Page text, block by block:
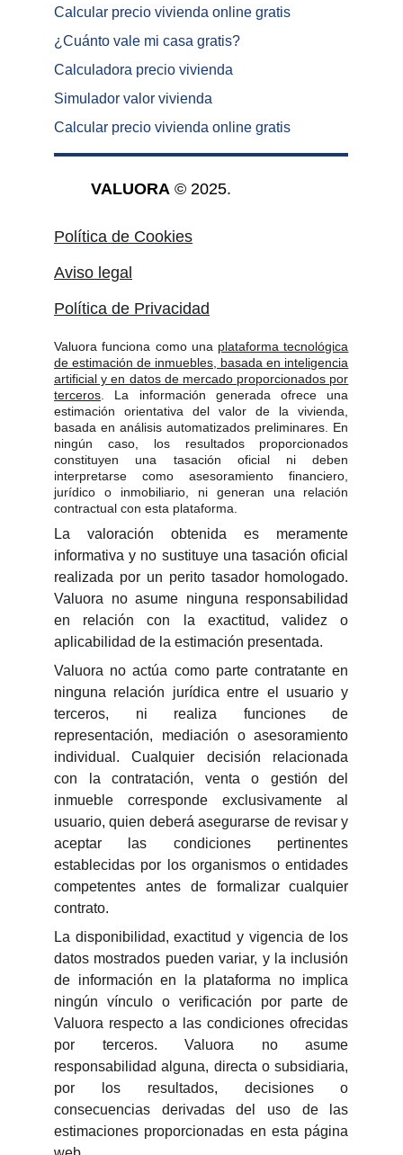
Valuora funciona como una plataforma tecnológica
de estimación de inmuebles, basada en inteligencia
artificial y en datos de mercado proporcionados por
terceros . La información generada ofrece una
estimación orientativa del valor de la vivienda,
basada en análisis automatizados preliminares. En
ningún caso, los resultados proporcionados
constituyen una tasación oficial ni deben
interpretarse como asesoramiento financiero,
jurídico o inmobiliario, ni generan una relación
contractual con esta plataforma.
La valoración obtenida es meramente
informativa y no sustituye una tasación oficial
realizada por un perito tasador homologado.
Valuora no asume ninguna responsabilidad
en relación con la exactitud, validez o
aplicabilidad de la estimación presentada.
Valuora no actúa como parte contratante en
ninguna relación jurídica entre el usuario y
terceros, ni realiza funciones de
representación, mediación o asesoramiento
individual. Cualquier decisión relacionada
con la contratación, venta o gestión del
inmueble corresponde exclusivamente al
usuario, quien deberá asegurarse de revisar y
aceptar las condiciones pertinentes
establecidas por los organismos o entidades
competentes antes de formalizar cualquier
contrato.
La disponibilidad, exactitud y vigencia de los
datos mostrados pueden variar, y la inclusión
de información en la plataforma no implica
ningún vínculo o verificación por parte de
Valuora respecto a las condiciones ofrecidas
por terceros. Valuora no asume
responsabilidad alguna, directa o subsidiaria,
por los resultados, decisiones o
consecuencias derivadas del uso de las
estimaciones proporcionadas en esta página
VALUORA © 2025.
Aviso legal
Política de Privacidad
Política de Cookies
Calcular precio vivienda online gratis
¿ Cuánto vale mi casa gratis?
Calculadora precio vivienda
Simulador valor vivienda
Calcular precio vivienda online gratis